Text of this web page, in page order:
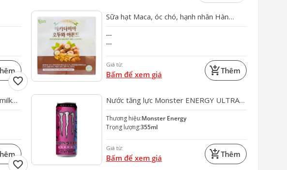
Sữa hạt Maca, óc chó, hạnh nhân Hàn
Quốc ( 190ml*16 hộp )
---
---
Giá từ:
Bấm để xem giá add_shopping_cartThêm
favorite
Nước tăng lực Monster ENERGY ULTRA
FANTASY RUBY RED 335ml
Thương hiệu:Monster Energy
Trọng lượng:355ml
Giá từ:
Bấm để xem giá add_shopping_cartThêm
favorite